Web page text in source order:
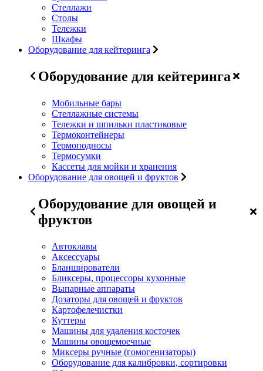
Стеллажи
Столы
Тележки
Шкафы
Оборудование для кейтеринга
Оборудование для кейтеринга
Мобильные бары
Стеллажные системы
Тележки и шпильки пластиковые
Термоконтейнеры
Термоподносы
Термосумки
Кассеты для мойки и хранения
Оборудование для овощей и фруктов
Оборудование для овощей и
фруктов
Автоклавы
Аксессуары
Бланширователи
Бликсеры, процессоры кухонные
Выпарные аппараты
Дозаторы для овощей и фруктов
Картофелечистки
Куттеры
Машины для удаления косточек
Машины овощемоечные
Миксеры ручные (гомогенизаторы)
Оборудование для калибровки, сортировки